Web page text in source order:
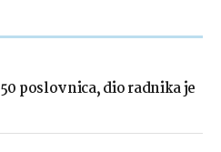
poslovnica, dio radnika je